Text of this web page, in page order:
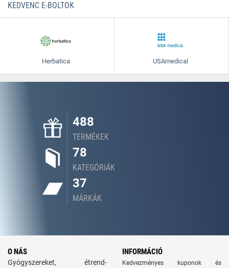
KEDVENC E-BOLTOK
Herbatica USAmedical
488
TERMÉKEK
78
KATEGÓRIÁK
37
MÁRKÁK
O NÁS
Gyógyszereket, étrend-
INFORMÁCIÓ
Kedvezményes kuponok és